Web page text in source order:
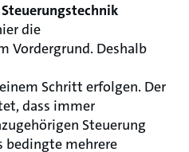
die
Vordergrund. Deshalb
Schritt erfolgen. Der
dass immer
Steuerung
bedingte mehrere